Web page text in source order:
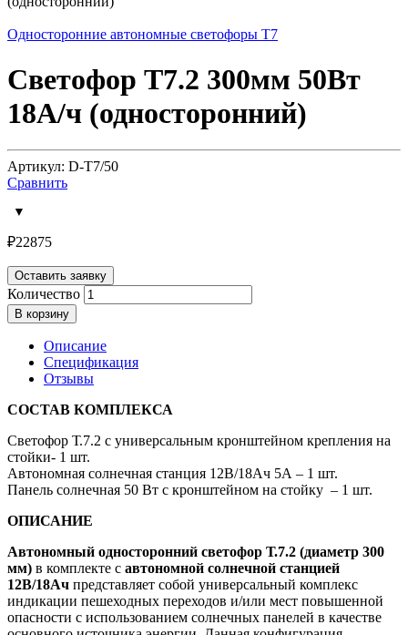
Односторонние автономные светофоры Т7
Светофор Т7.2 300мм 50Вт
18А/ч (односторонний)
Артикул: D-T7/50
Сравнить
₽22875
Оставить заявку
Количество
В корзину
Описание
Спецификация
Отзывы
СОСТАВ КОМПЛЕКСА
Светофор Т.7.2 с универсальным кронштейном крепления на
стойки- 1 шт.
Автономная солнечная станция 12В/18Ач 5А – 1 шт.
Панель солнечная 50 Вт с кронштейном на стойку – 1 шт.
ОПИСАНИЕ
Автономный односторонний светофор Т.7.2 (диаметр 300
мм) в комплекте с автономной солнечной станцией
12В/18Ач представляет собой универсальный комплекс
индикации пешеходных переходов и/или мест повышенной
опасности с использованием солнечных панелей в качестве